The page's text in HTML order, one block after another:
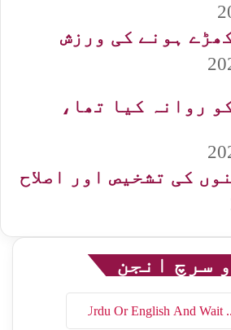
ہونے کی ورزش
روانہ کیا تھا،
کی تشخیص اور اصلاح
سرچ انجن